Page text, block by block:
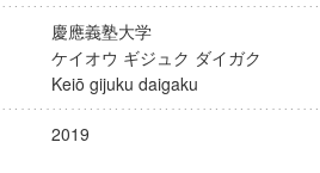
慶應義塾大学
ケイオウ ギジュク ダイガク
Keiō gijuku daigaku
2019